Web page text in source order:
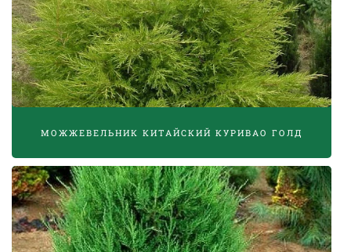
МОЖЖЕВЕЛЬНИК КИТАЙСКИЙ КУРИВАО ГОЛД